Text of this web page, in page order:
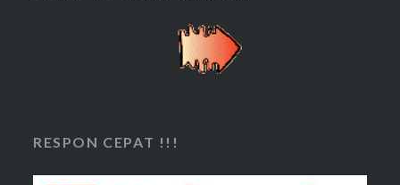
RESPON CEPAT !!!